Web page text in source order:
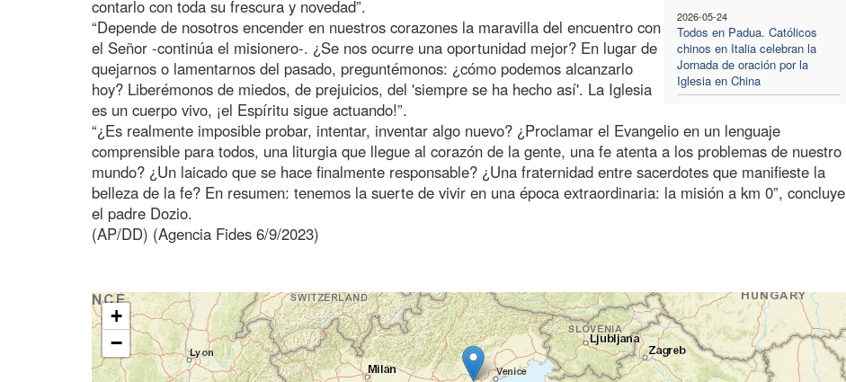
2026-05-24
Todos en Padua. Católicos
chinos en Italia celebran la
Jornada de oración por la
Iglesia en China
contarlo con toda su frescura y novedad”.
“Depende de nosotros encender en nuestros corazones la maravilla del encuentro con
el Señor -continúa el misionero-. ¿Se nos ocurre una oportunidad mejor? En lugar de
quejarnos o lamentarnos del pasado, preguntémonos: ¿cómo podemos alcanzarlo
hoy? Liberémonos de miedos, de prejuicios, del 'siempre se ha hecho así'. La Iglesia
es un cuerpo vivo, ¡el Espíritu sigue actuando!”.
“¿Es realmente imposible probar, intentar, inventar algo nuevo? ¿Proclamar el Evangelio en un lenguaje
comprensible para todos, una liturgia que llegue al corazón de la gente, una fe atenta a los problemas de nuestro
mundo? ¿Un laicado que se hace finalmente responsable? ¿Una fraternidad entre sacerdotes que manifieste la
belleza de la fe? En resumen: tenemos la suerte de vivir en una época extraordinaria: la misión a km 0”, concluye
el padre Dozio.
(AP/DD) (Agencia Fides 6/9/2023)
+
−